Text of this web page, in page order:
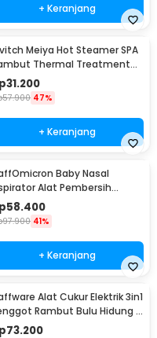
+ Keranjang
Meiya Hot Steamer SPA
Thermal Treatment
Cap - YZK1-II
31.200
57.900 47%
+ Keranjang
Baby Nasal
Alat Pembersih
Bayi - HD-8031
58.400
97.900 41%
+ Keranjang
Alat Cukur Elektrik 3in1
Rambut Bulu Hidung -
818
73.200